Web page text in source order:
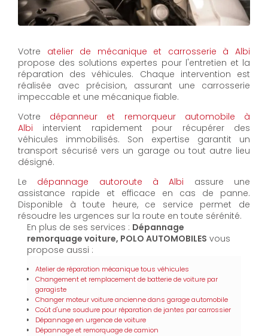
Votre atelier de mécanique et carrosserie à Albi
propose des solutions expertes pour l'entretien et la
réparation des véhicules. Chaque intervention est
réalisée avec précision, assurant une carrosserie
impeccable et une mécanique fiable.
Votre dépanneur et remorqueur automobile à
Albi intervient rapidement pour récupérer des
véhicules immobilisés. Son expertise garantit un
transport sécurisé vers un garage ou tout autre lieu
désigné.
Le dépannage autoroute à Albi assure une
assistance rapide et efficace en cas de panne.
Disponible à toute heure, ce service permet de
résoudre les urgences sur la route en toute sérénité.
En plus de ses services : Dépannage
remorquage voiture, POLO AUTOMOBILES vous
propose aussi :
Atelier de réparation mécanique tous véhicules
Changement et remplacement de batterie de voiture par
garagiste
Changer moteur voiture ancienne dans garage automobile
Coût d'une soudure pour réparation de jantes par carrossier
Dépannage en urgence de voiture
Dépannage et remorquage de camion